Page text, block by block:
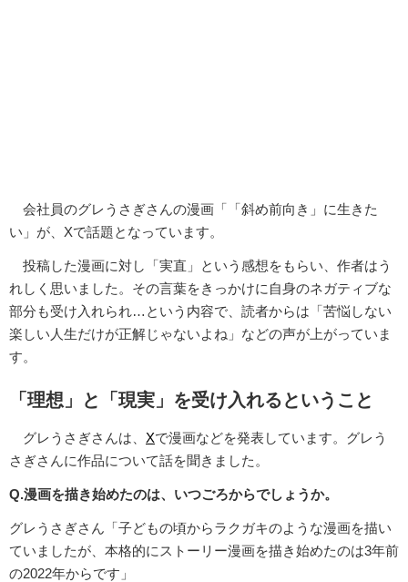
会社員のグレうさぎさんの漫画「「斜め前向き」に生きた
い」が、Xで話題となっています。
投稿した漫画に対し「実直」という感想をもらい、作者はう
れしく思いました。その言葉をきっかけに自身のネガティブな
部分も受け入れられ…という内容で、読者からは「苦悩しない
楽しい人生だけが正解じゃないよね」などの声が上がっていま
す。
「理想」と「現実」を受け入れるということ
グレうさぎさんは、 Xで漫画などを発表しています。グレう
さぎさんに作品について話を聞きました。
Q.漫画を描き始めたのは、いつごろからでしょうか。
グレうさぎさん「子どもの頃からラクガキのような漫画を描い
ていましたが、本格的にストーリー漫画を描き始めたのは3年前
の2022年からです」